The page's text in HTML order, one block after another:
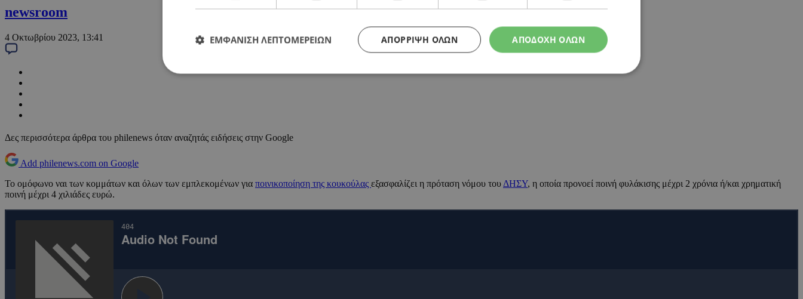
newsroom
4 Οκτωβρίου 2023, 13:41
Δες περισσότερα άρθρα του philenews όταν αναζητάς ειδήσεις στην Google
Add philenews.com on Google
Το ομόφωνο ναι των κομμάτων και όλων των εμπλεκομένων για ποινικοποίηση της κουκούλας εξασφαλίζει η πρόταση νόμου του ΔΗΣΥ, η οποία προνοεί ποινή φυλάκισης μέχρι 2 χρόνια ή/και χρηματική
ποινή μέχρι 4 χιλιάδες ευρώ.
ΑΠΟΔΟΧΗ ΟΛΩΝ
ΑΠΌΡΡΙΨΗ ΌΛΩΝ
ΕΜΦΑΝΙΣΗ ΛΕΠΤΟΜΕΡΕΙΩΝ